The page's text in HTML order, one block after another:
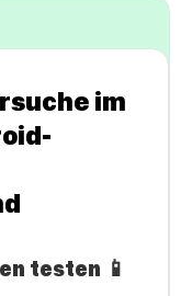
im
testen 📱